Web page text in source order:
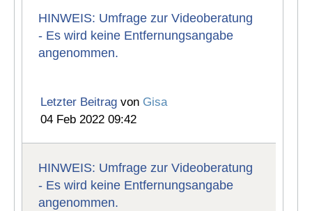
HINWEIS: Umfrage zur Videoberatung
- Es wird keine Entfernungsangabe
angenommen.
Letzter Beitrag von Gisa
04 Feb 2022 09:42
HINWEIS: Umfrage zur Videoberatung
- Es wird keine Entfernungsangabe
angenommen.